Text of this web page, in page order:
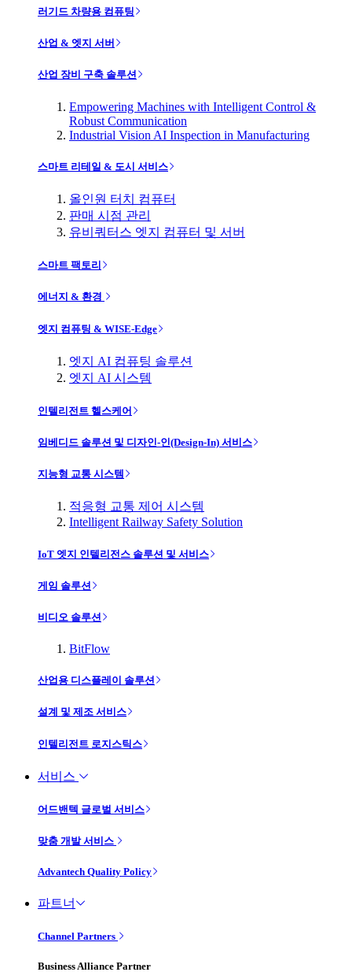
러기드 차량용 컴퓨팅
산업 & 엣지 서버
산업 장비 구축 솔루션
Empowering Machines with Intelligent Control &
Robust Communication
Industrial Vision AI Inspection in Manufacturing
스마트 리테일 & 도시 서비스
올인원 터치 컴퓨터
판매 시점 관리
유비쿼터스 엣지 컴퓨터 및 서버
스마트 팩토리
에너지 & 환경
엣지 컴퓨팅 & WISE-Edge
엣지 AI 컴퓨팅 솔루션
엣지 AI 시스템
인텔리전트 헬스케어
임베디드 솔루션 및 디자인-인(Design-In) 서비스
지능형 교통 시스템
적응형 교통 제어 시스템
Intelligent Railway Safety Solution
IoT 엣지 인텔리전스 솔루션 및 서비스
게임 솔루션
비디오 솔루션
BitFlow
산업용 디스플레이 솔루션
설계 및 제조 서비스
인텔리전트 로지스틱스
서비스
어드밴텍 글로벌 서비스
맞춤 개발 서비스
Advantech Quality Policy
파트너
Channel Partners
Business Alliance Partner